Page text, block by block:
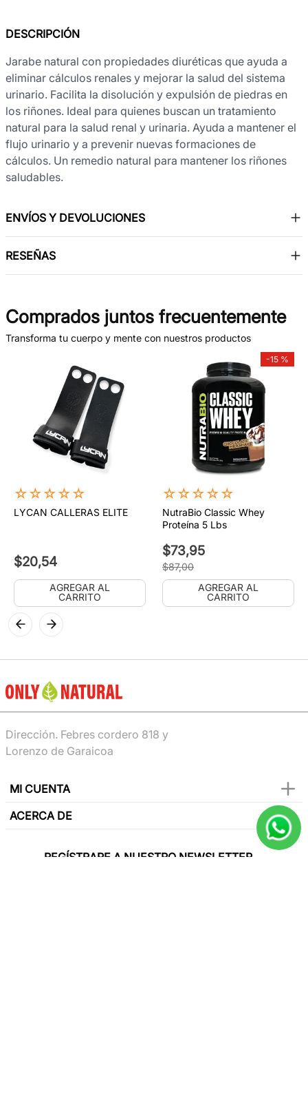
DESCRIPCIÓN
Jarabe natural con propiedades diuréticas que ayuda a
eliminar cálculos renales y mejorar la salud del sistema
urinario. Facilita la disolución y expulsión de piedras en
los riñones. Ideal para quienes buscan un tratamiento
natural para la salud renal y urinaria. Ayuda a mantener el
flujo urinario y a prevenir nuevas formaciones de
cálculos. Un remedio natural para mantener los riñones
saludables.
ENVÍOS Y DEVOLUCIONES
RESEÑAS
Comprados juntos frecuentemente
Transforma tu cuerpo y mente con nuestros productos
☆☆☆☆☆
LYCAN CALLERAS ELITE
$20,54
AGREGAR AL
CARRITO
-15 %
☆☆☆☆☆
NutraBio Classic Whey
Proteína 5 Lbs
$73,95
$87,00
AGREGAR AL
CARRITO
Dirección. Febres cordero 818 y
Lorenzo de Garaicoa
MI CUENTA
ACERCA DE
REGÍSTRARE A NUESTRO NEWSLETTER